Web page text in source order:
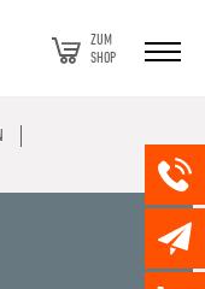
ZUM
SHOP